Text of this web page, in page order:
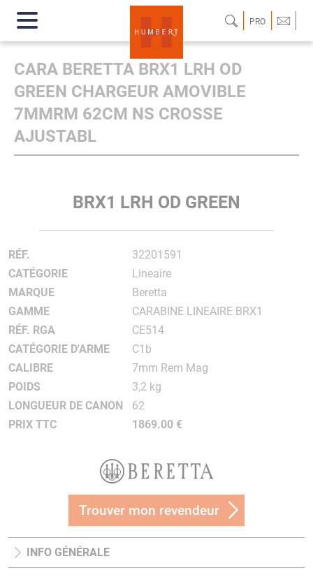
PRO
CARA BERETTA BRX1 LRH OD
GREEN CHARGEUR AMOVIBLE
7MMRM 62CM NS CROSSE
AJUSTABL
BRX1 LRH OD GREEN
RÉF.
32201591
CATÉGORIE
Lineaire
MARQUE
Beretta
GAMME
CARABINE LINEAIRE BRX1
RÉF. RGA
CE514
CATÉGORIE D'ARME
C1b
CALIBRE
7mm Rem Mag
POIDS
3,2 kg
LONGUEUR DE CANON
62
PRIX TTC
1869.00 €
Trouver mon revendeur
INFO GÉNÉRALE